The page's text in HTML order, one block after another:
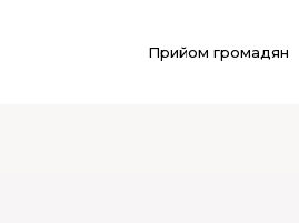
Прийом громадян